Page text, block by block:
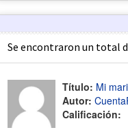
Se encontraron un total
Título: Mi
Autor:
Calificación: